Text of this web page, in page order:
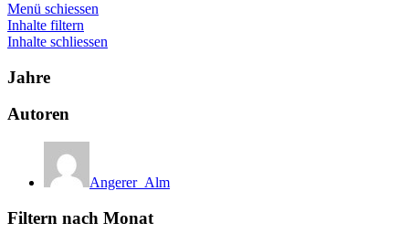
Menü schiessen
Inhalte filtern
Inhalte schliessen
Jahre
Autoren
Angerer_Alm
Filtern nach Monat